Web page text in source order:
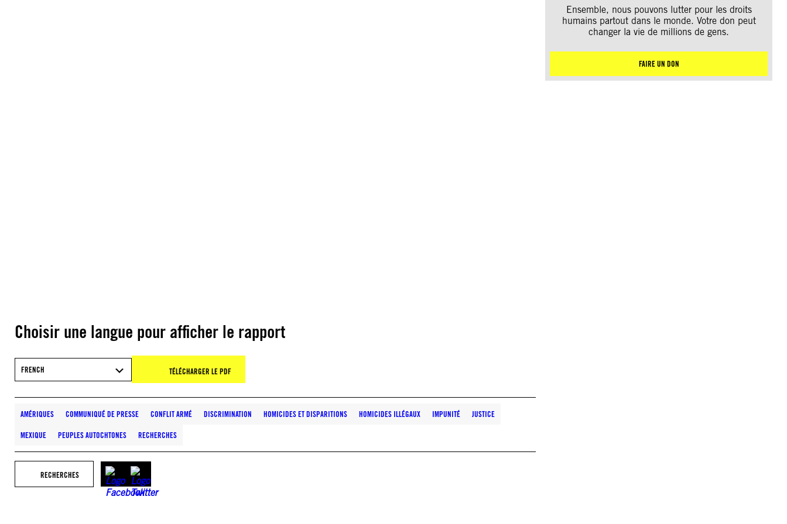
Choisir une langue pour afficher le rapport
FRENCH TÉLÉCHARGER LE PDF
AMÉRIQUES COMMUNIQUÉ DE PRESSE CONFLIT ARMÉ DISCRIMINATION HOMICIDES ET DISPARITIONS HOMICIDES ILLÉGAUX IMPUNITÉ JUSTICE
MEXIQUE PEUPLES AUTOCHTONES RECHERCHES
RECHERCHES
Ensemble, nous pouvons lutter pour les droits
humains partout dans le monde. Votre don peut
changer la vie de millions de gens.
FAIRE UN DON